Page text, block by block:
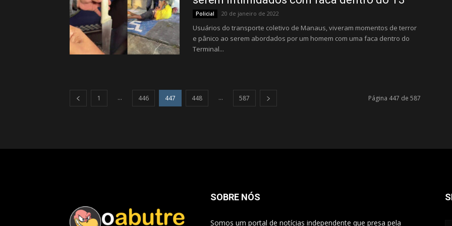
Policial 20 de janeiro de 2022
Usuários do transporte coletivo de Manaus, viveram momentos de terror
e pânico ao serem abordados por um homem com uma faca dentro do
Terminal...
1 ... 446 447 448 ... 587 Página 447 de 587
SOBRE NÓS
Somos um portal de notícias independente que presa pela